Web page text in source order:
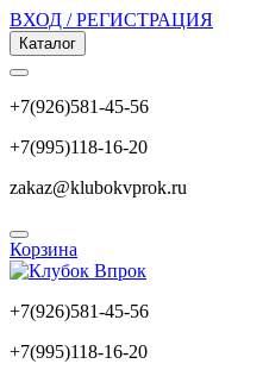
ВХОД / РЕГИСТРАЦИЯ
Каталог
+7(926)581-45-56
+7(995)118-16-20
zakaz@klubokvprok.ru
Корзина
+7(926)581-45-56
+7(995)118-16-20